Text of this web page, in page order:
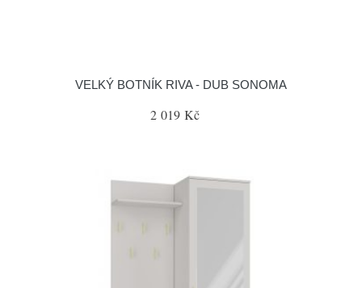
VELKÝ BOTNÍK RIVA - DUB SONOMA
2 019 Kč